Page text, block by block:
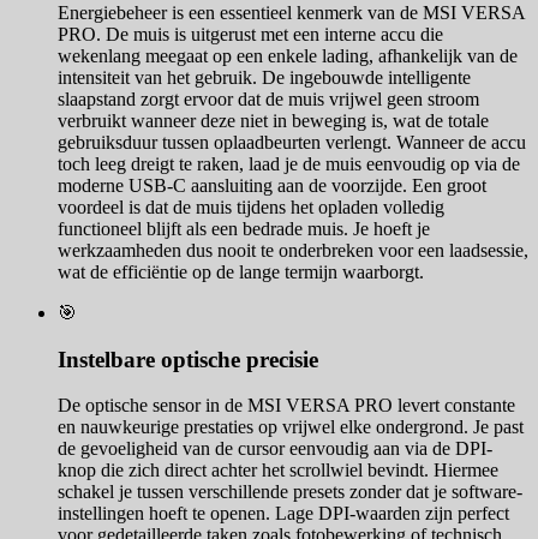
Energiebeheer is een essentieel kenmerk van de MSI VERSA
PRO. De muis is uitgerust met een interne accu die
wekenlang meegaat op een enkele lading, afhankelijk van de
intensiteit van het gebruik. De ingebouwde intelligente
slaapstand zorgt ervoor dat de muis vrijwel geen stroom
verbruikt wanneer deze niet in beweging is, wat de totale
gebruiksduur tussen oplaadbeurten verlengt. Wanneer de accu
toch leeg dreigt te raken, laad je de muis eenvoudig op via de
moderne USB-C aansluiting aan de voorzijde. Een groot
voordeel is dat de muis tijdens het opladen volledig
functioneel blijft als een bedrade muis. Je hoeft je
werkzaamheden dus nooit te onderbreken voor een laadsessie,
wat de efficiëntie op de lange termijn waarborgt.
🎯
Instelbare optische precisie
De optische sensor in de MSI VERSA PRO levert constante
en nauwkeurige prestaties op vrijwel elke ondergrond. Je past
de gevoeligheid van de cursor eenvoudig aan via de DPI-
knop die zich direct achter het scrollwiel bevindt. Hiermee
schakel je tussen verschillende presets zonder dat je software-
instellingen hoeft te openen. Lage DPI-waarden zijn perfect